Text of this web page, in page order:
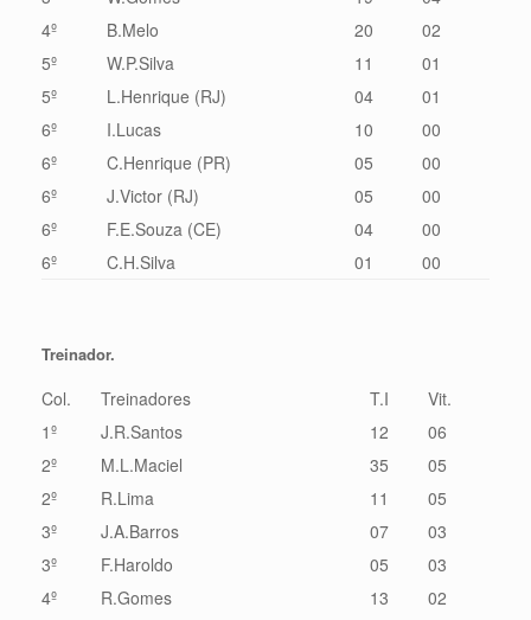
4º
B.Melo 20
02
5º
W.P.Silva 11
01
5º
L.Henrique (RJ) 04
01
6º
I.Lucas 10
00
6º
C.Henrique (PR) 05
00
6º
J.Victor (RJ) 05
00
6º
F.E.Souza (CE) 04
00
6º
C.H.Silva 01 00
Treinador.
Col. Treinadores T.I
Vit.
1º
J.R.Santos 12
06
2º
M.L.Maciel 35
05
2º
R.Lima 11
05
3º
J.A.Barros 07
03
3º
F.Haroldo 05
03
4º
R.Gomes 13
02